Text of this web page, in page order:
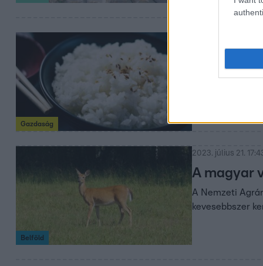
Gazdaság
Komoly
nagyon
Belföld
2023. július 21.
A magyar
A Nemzeti
kevesebbszer